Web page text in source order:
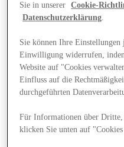
Angebote
Sie in unserer
Cookie-
Datenschutzerklärung.
Sie können Ihre Einstellungen
Einwilligung widerrufen,
Website auf "Cookies
Einfluss auf die
durchgeführten
Für Informationen über
klicken Sie unten auf